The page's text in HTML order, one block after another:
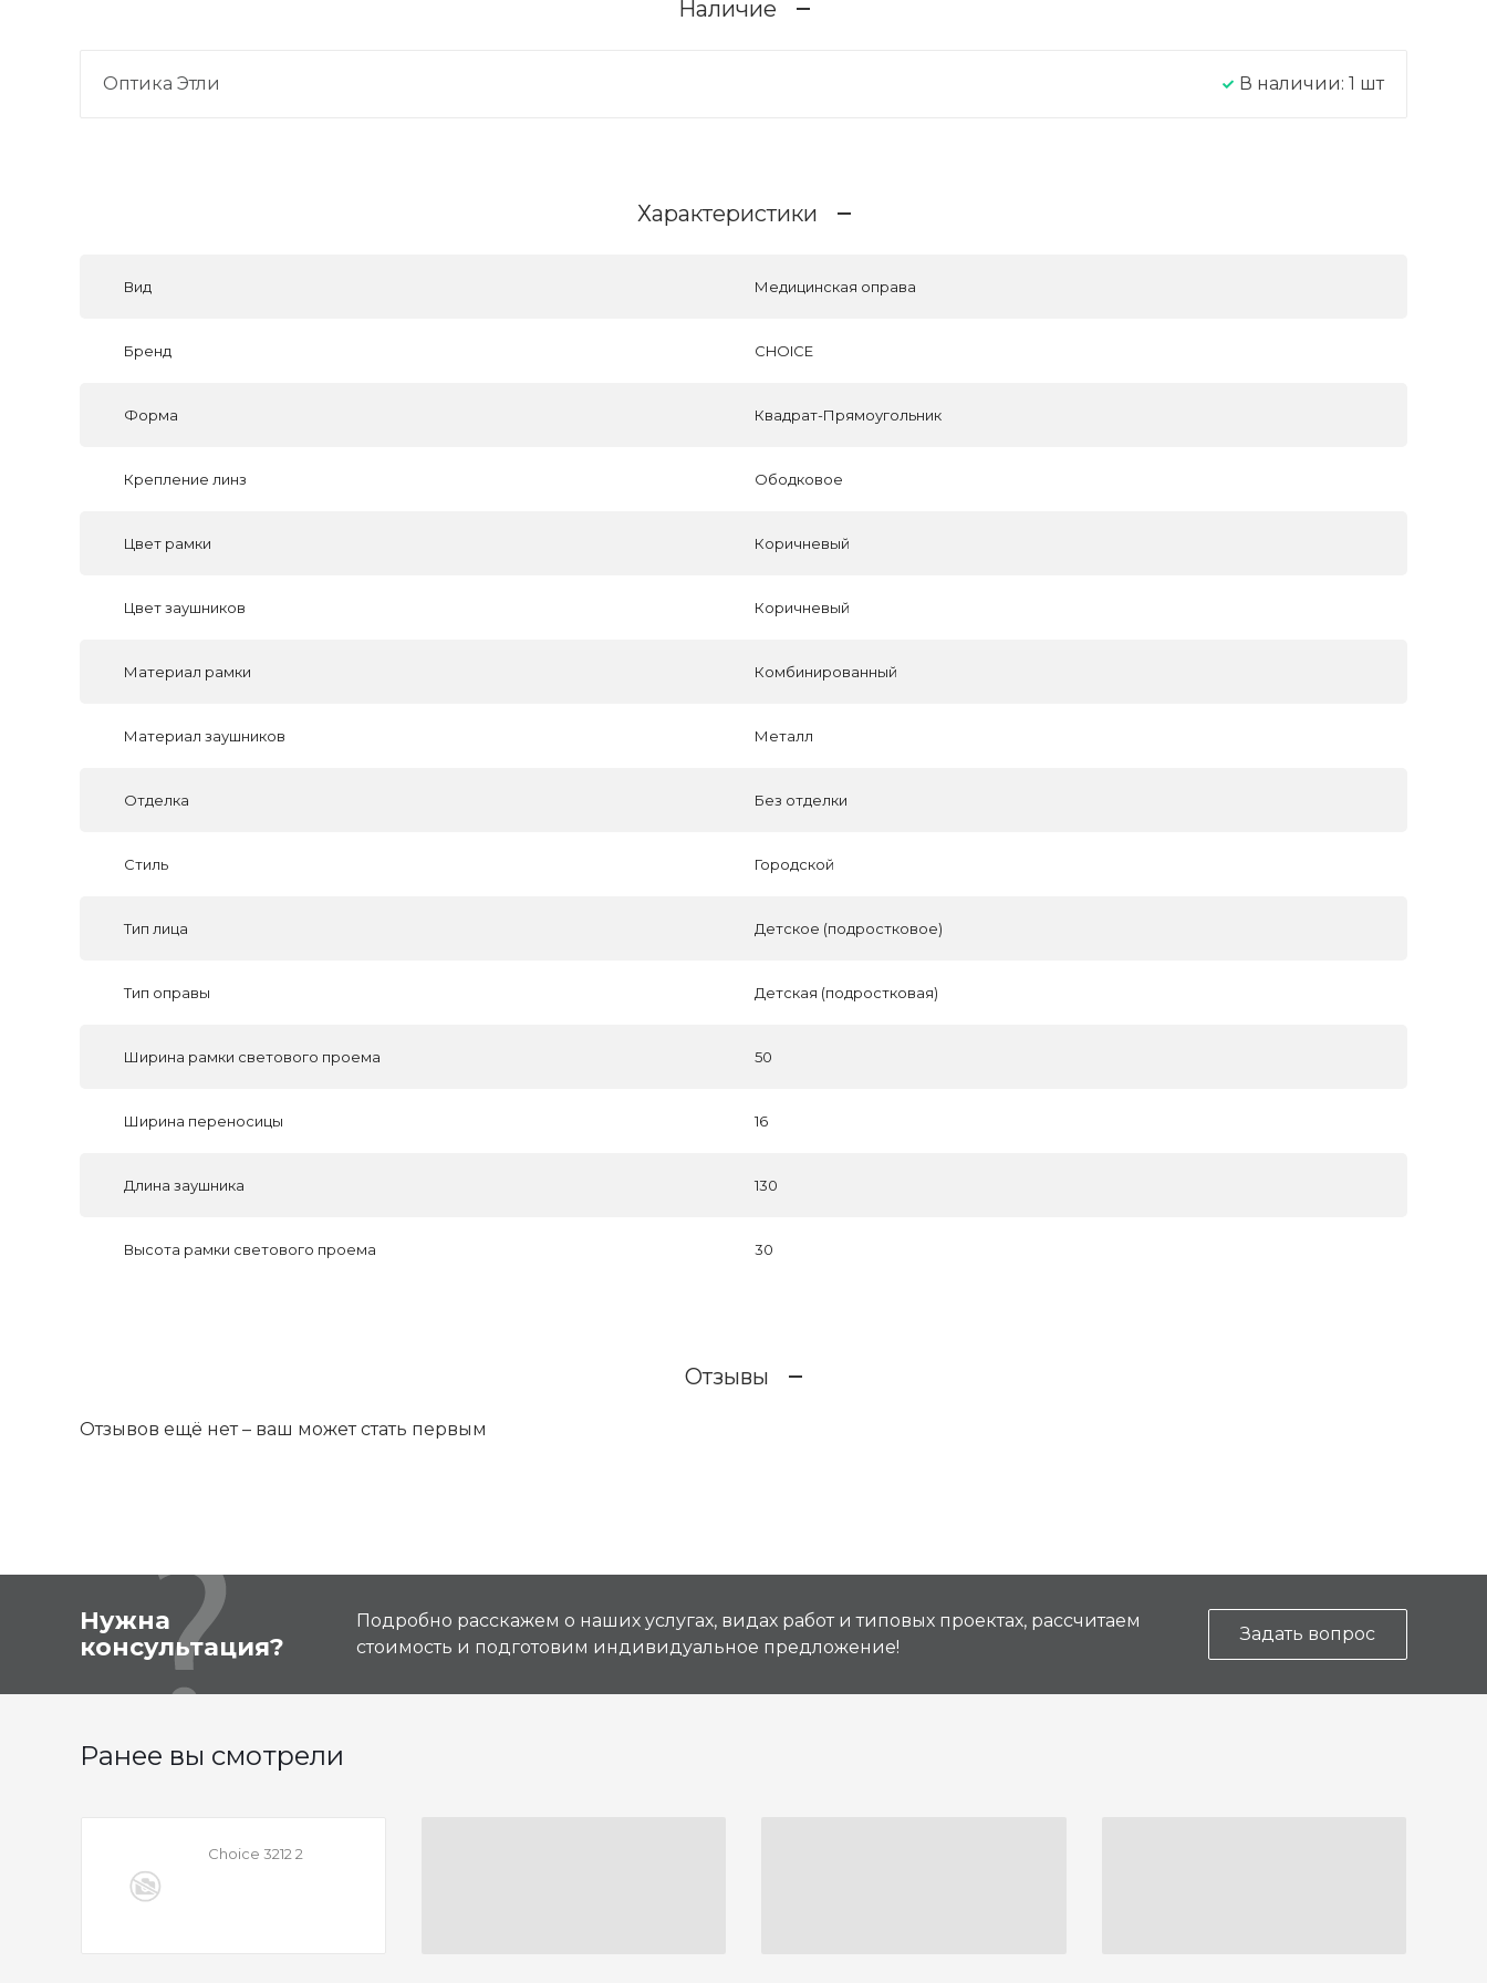
Наличие
Оптика Этли В наличии: 1 шт
Характеристики
Вид Медицинская оправа
Бренд CHOICE
Форма Квадрат-Прямоугольник
Крепление линз Ободковое
Цвет рамки Коричневый
Цвет заушников Коричневый
Материал рамки Комбинированный
Материал заушников Металл
Отделка Без отделки
Стиль Городской
Тип лица Детское (подростковое)
Тип оправы Детская (подростковая)
Ширина рамки светового проема 50
Ширина переносицы 16
Длина заушника 130
Высота рамки светового проема 30
Отзывы
Отзывов ещё нет – ваш может стать первым
Нужна
консультация?
Подробно расскажем о наших услугах, видах работ и типовых проектах, рассчитаем
стоимость и подготовим индивидуальное предложение!
Задать вопрос
Ранее вы смотрели
Choice 3212 2